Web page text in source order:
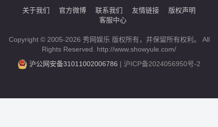
关于我们 官方微博 联系我们 友情链接
版权声明
客服中心
Copyright © 2005-2026 秀网娱乐 版权所有，并保留所有权利。 All
Rights Reserved. http://www.showyule.com/
沪公网安备31011002006786 | 沪ICP备2024056950号-2